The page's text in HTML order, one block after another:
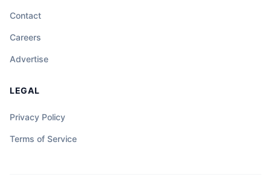
Contact
Careers
Advertise
LEGAL
Privacy Policy
Terms of Service